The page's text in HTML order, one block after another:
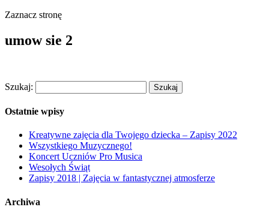
Zaznacz stronę
umow sie 2
Szukaj:
Ostatnie wpisy
Kreatywne zajęcia dla Twojego dziecka – Zapisy 2022
Wszystkiego Muzycznego!
Koncert Uczniów Pro Musica
Wesołych Świąt
Zapisy 2018 | Zajęcia w fantastycznej atmosferze
Archiwa